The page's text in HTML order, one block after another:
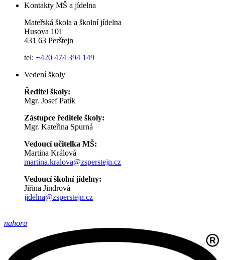
Kontakty MŠ a jídelna
Mateřská škola a školní jídelna
Husova 101
431 63 Perštejn
tel: +420 474 394 149
Vedení školy
Ředitel školy:
Mgr. Josef Patík
Zástupce ředitele školy:
Mgr. Kateřina Spurná
Vedoucí učitelka MŠ:
Martina Králová
martina.kralova@zsperstejn.cz
Vedoucí školní jídelny:
Jiřina Jindrová
jidelna@zsperstejn.cz
nahoru